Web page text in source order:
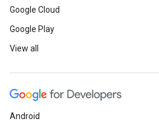
Google Cloud
Google Play
View all
Android